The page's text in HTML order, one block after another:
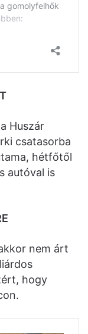
Huszár
csatasorba
hétfőtől
autóval is
nem árt
hogy